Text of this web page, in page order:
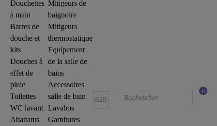
Douchettes
à main
Barres de
douche et
kits
Douches à
effet de
pluie
Toilettes
WC lavant
Abattants
Mitigeurs de
baignoire
Mitigeurs
thermostatique
Equipement
de la salle de
bains
Accessoires
salle de bain
Lavabos
Garnitures
B2B
0